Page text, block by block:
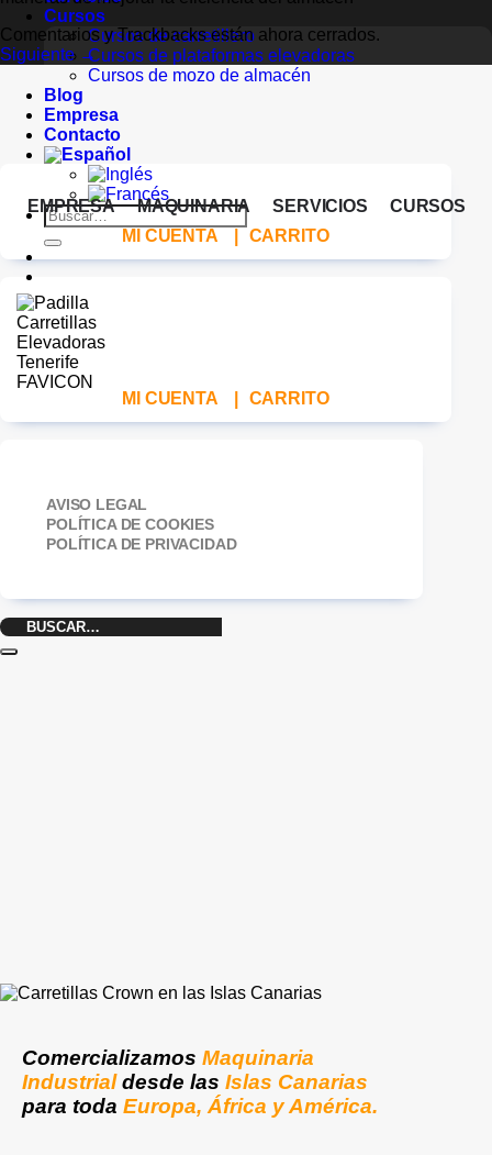
Cursos
Cursos de carretillero
Cursos de plataformas elevadoras
Cursos de mozo de almacén
Blog
Empresa
Contacto
Buscar
por:
Comentarios y Trackbacks están ahora cerrados.
Siguiente →
EMPRESA MAQUINARIA SERVICIOS
CURSOS
MI CUENTA
CARRITO
MI CUENTA CARRITO
AVISO LEGAL
POLÍTICA DE COOKIES
POLÍTICA DE PRIVACIDAD
Buscar
por:
Comercializamos Maquinaria
Industrialdesde las Islas Canarias
para toda Europa, África y América.